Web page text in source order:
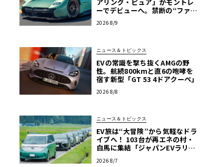
1台「メルセデスベンツG580 with EQテクノロジー」のフ
ォトギャラリーを見る
ーでデビューへ。禁断の“ファン
市販化
2026 8/9
ニュース＆トピックス
EVの常識を撃ち抜くAMGの野
性。航続800kmと直6の咆哮を
宿す新型「GT 53 4ドアクーペ」
2026 8/8
ニュース＆トピックス
EV旅は“大冒険”から気軽なドラ
イブへ！ 103台が再エネの村・
白馬に集結「ジャパンEVラリー
2026 8/7